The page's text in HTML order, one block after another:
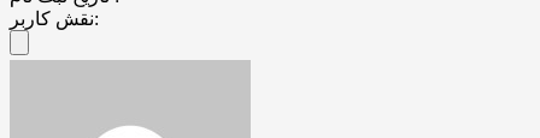
نقش کاربر: